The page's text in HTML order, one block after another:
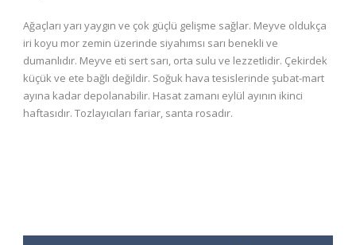
Ağaçları yarı yaygın ve çok güçlü gelişme sağlar. Meyve oldukça
iri koyu mor zemin üzerinde siyahımsı sarı benekli ve
dumanlıdır. Meyve eti sert sarı, orta sulu ve lezzetlidir. Çekirdek
küçük ve ete bağlı değildir. Soğuk hava tesislerinde şubat-mart
ayına kadar depolanabilir. Hasat zamanı eylül ayının ikinci
haftasıdır. Tozlayıcıları fariar, santa rosadır.